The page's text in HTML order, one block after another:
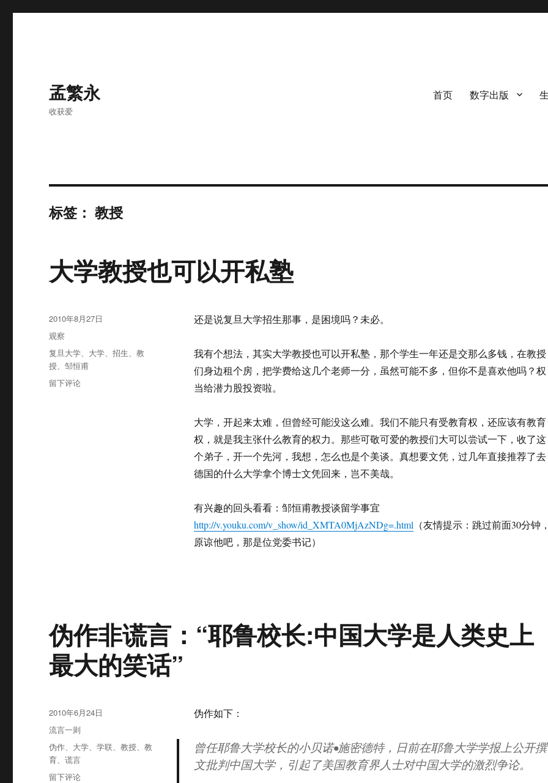
孟繁永
收获爱
首页 数字出版
标签：教授
大学教授也可以开私塾
还是说复旦大学招生那事，是困境吗？未必。
我有个想法，其实大学教授也可以开私塾，那个学生一年还是交那么多钱，在教授
们身边租个房，把学费给这几个老师一分，虽然可能不多，但你不是喜欢他吗？权
当给潜力股投资啦。
大学，开起来太难，但曾经可能没这么难。我们不能只有受教育权，还应该有教育
权，就是我主张什么教育的权力。那些可敬可爱的教授们大可以尝试一下，收了这
个弟子，开一个先河，我想，怎么也是个美谈。真想要文凭，过几年直接推荐了去
德国的什么大学拿个博士文凭回来，岂不美哉。
有兴趣的回头看看：邹恒甫教授谈留学事宜
http://v.youku.com/v_show/id_XMTA0MjAzNDg=.html （友情提示：跳过前面30分钟，
原谅他吧，那是位党委书记）
发
布
于
2010年8月27日
分
类
观察
标
签
复旦大学、 大学、招生、教
授、邹恒甫
于
留下评论
伪作非谎言：“耶鲁校长:中国大学是人类史上
最大的笑话”
伪作如下：
曾任耶鲁大学校长的小贝诺•施密德特，日前在耶鲁大学学报上公开撰
文批判中国大学，引起了美国教育界人士对中国大学的激烈争论。
发
布
于
2010年6月24日
分
类
流言一则
标
签
伪作、 大学、学联、教授、教
育、谎言
于
留下评论